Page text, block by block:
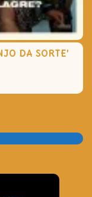
DA SORTE’